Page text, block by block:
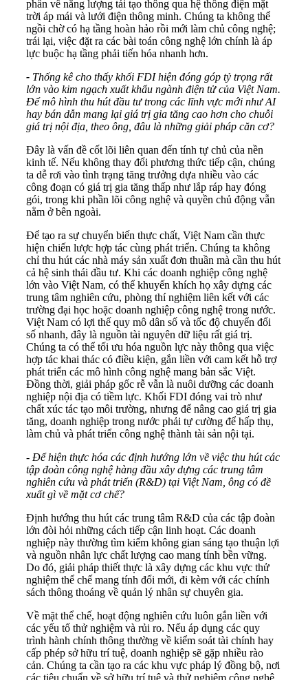
phần về năng lượng tái tạo thông qua hệ thống điện mặt
trời áp mái và lưới điện thông minh. Chúng ta không thể
ngồi chờ có hạ tầng hoàn hảo rồi mới làm chủ công nghệ;
trái lại, việc đặt ra các bài toán công nghệ lớn chính là áp
lực buộc hạ tầng phải tiến hóa nhanh hơn.
- Thống kê cho thấy khối FDI hiện đóng góp tỷ trọng rất
lớn vào kim ngạch xuất khẩu ngành điện tử của Việt Nam.
Để mô hình thu hút đầu tư trong các lĩnh vực mới như AI
hay bán dẫn mang lại giá trị gia tăng cao hơn cho chuỗi
giá trị nội địa, theo ông, đâu là những giải pháp căn cơ?
Đây là vấn đề cốt lõi liên quan đến tính tự chủ của nền
kinh tế. Nếu không thay đổi phương thức tiếp cận, chúng
ta dễ rơi vào tình trạng tăng trưởng dựa nhiều vào các
công đoạn có giá trị gia tăng thấp như lắp ráp hay đóng
gói, trong khi phần lõi công nghệ và quyền chủ động vẫn
nằm ở bên ngoài.
Để tạo ra sự chuyển biến thực chất, Việt Nam cần thực
hiện chiến lược hợp tác cùng phát triển. Chúng ta không
chỉ thu hút các nhà máy sản xuất đơn thuần mà cần thu hút
cả hệ sinh thái đầu tư. Khi các doanh nghiệp công nghệ
lớn vào Việt Nam, có thể khuyến khích họ xây dựng các
trung tâm nghiên cứu, phòng thí nghiệm liên kết với các
trường đại học hoặc doanh nghiệp công nghệ trong nước.
Việt Nam có lợi thế quy mô dân số và tốc độ chuyển đổi
số nhanh, đây là nguồn tài nguyên dữ liệu rất giá trị.
Chúng ta có thể tối ưu hóa nguồn lực này thông qua việc
hợp tác khai thác có điều kiện, gắn liền với cam kết hỗ trợ
phát triển các mô hình công nghệ mang bản sắc Việt.
Đồng thời, giải pháp gốc rễ vẫn là nuôi dưỡng các doanh
nghiệp nội địa có tiềm lực. Khối FDI đóng vai trò như
chất xúc tác tạo môi trường, nhưng để nâng cao giá trị gia
tăng, doanh nghiệp trong nước phải tự cường để hấp thụ,
làm chủ và phát triển công nghệ thành tài sản nội tại.
- Để hiện thực hóa các định hướng lớn về việc thu hút các
tập đoàn công nghệ hàng đầu xây dựng các trung tâm
nghiên cứu và phát triển (R&D) tại Việt Nam, ông có đề
xuất gì về mặt cơ chế?
Định hướng thu hút các trung tâm R&D của các tập đoàn
lớn đòi hỏi những cách tiếp cận linh hoạt. Các doanh
nghiệp này thường tìm kiếm không gian sáng tạo thuận lợi
và nguồn nhân lực chất lượng cao mang tính bền vững.
Do đó, giải pháp thiết thực là xây dựng các khu vực thử
nghiệm thể chế mang tính đổi mới, đi kèm với các chính
sách thông thoáng về quản lý nhân sự chuyên gia.
Về mặt thể chế, hoạt động nghiên cứu luôn gắn liền với
các yếu tố thử nghiệm và rủi ro. Nếu áp dụng các quy
trình hành chính thông thường về kiểm soát tài chính hay
cấp phép sở hữu trí tuệ, doanh nghiệp sẽ gặp nhiều rào
cản. Chúng ta cần tạo ra các khu vực pháp lý đồng bộ, nơi
các tiêu chuẩn về sở hữu trí tuệ và thử nghiệm công nghệ